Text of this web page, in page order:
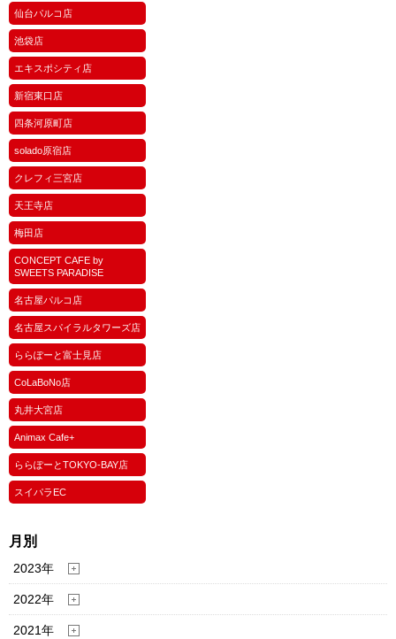
仙台パルコ店
池袋店
エキスポシティ店
新宿東口店
四条河原町店
solado原宿店
クレフィ三宮店
天王寺店
梅田店
CONCEPT CAFE by
SWEETS PARADISE
名古屋パルコ店
名古屋スパイラルタワーズ店
ららぽーと富士見店
CoLaBoNo店
丸井大宮店
Animax Cafe+
ららぽーとTOKYO-BAY店
スイパラEC
月別
2023年
2022年
2021年